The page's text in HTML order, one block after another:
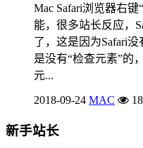
Mac Safari浏览器右
能，很多站长反应，
了，这是因为Safari
是没有“检查元素”的
元...
2018-09-24 MAC
新手站长